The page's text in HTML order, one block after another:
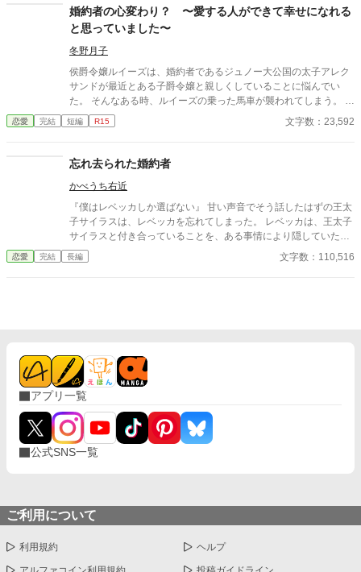
物語。
苦手だから」と責任から目を背け、誰一人として彼女を助けよう
とはしなかった。 そんなある日、義妹に噴水へ突き落とされ、高
熱に倒れたセシリアは前世の記憶を思い出す。 前世の彼女は、社
員を守るためなら冷徹な決断も辞さない敏腕経営者だった。
「……今まで随分と我慢しました。でも、もう十分ですわ」 数字
と交渉術、そして前世で培った経営手腕を武器に、公爵家の膿を
一つずつ切り捨てていくセシリア。 やがて王都から戻った夫は、
初めて妻が背負ってきた現実を知り、深く後悔する。償うために
公爵家を支え、彼女だけを一途に愛し始める夫。 けれど、それで
時、20時更新します。 AIも使っています。
婚約者の心変わり？ 〜愛する人ができて幸せになれる
と思っていました〜
冬野月子
侯爵令嬢ルイーズは、婚約者であるジュノー大公国の太子アレク
サンドが最近とある子爵令嬢と親しくしていることに悩んでい
た。 そんなある時、ルイーズの乗った馬車が襲われてしまう。 死
を覚悟した前に現れたのは婚約者とよく似た男で、彼に拐われた
ルイーズは……
恋愛 完結 短編 R15 文字数：23,592
忘れ去られた婚約者
かべうち右近
『僕はレベッカしか選ばない』 甘い声音でそう話したはずの王太
子サイラスは、レベッカを忘れてしまった。 レベッカは、王太子
サイラスと付き合っていることを、ある事情により隠していた。
舞踏会で関係を公表し、婚約者に指名される予定だったのに、舞
踊会の夜にサイラスは薬を盛られて倒れ、記憶喪失になってしま
再び近づいていく。だが、そんなおりにサイラスの偽の恋人を名
乗りでた令嬢たちが、次々と襲われる事件も起き始めて……！？
※他のサイトにも掲載しています。 毎日更新です。
恋愛 完結 長編 文字数：110,516
アプリ一覧
公式SNS一覧
ご利用について
利用規約 ヘルプ